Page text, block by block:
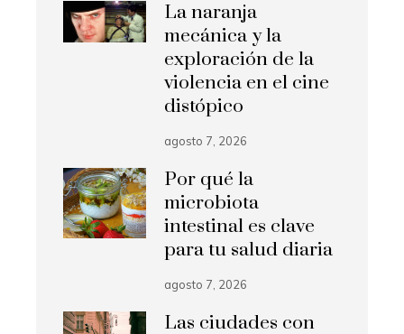
La naranja
mecánica y la
exploración de la
violencia en el cine
distópico
agosto 7, 2026
Por qué la
microbiota
intestinal es clave
para tu salud diaria
agosto 7, 2026
Las ciudades con